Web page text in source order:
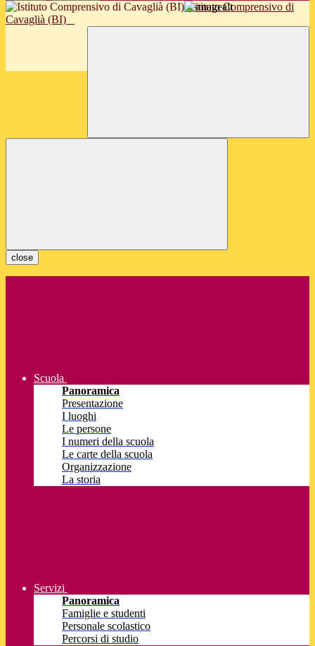
Istituto Comprensivo di
Cavaglià (BI)
close
Scuola
Panoramica
Presentazione
I luoghi
Le persone
I numeri della scuola
Le carte della scuola
Organizzazione
La storia
Servizi
Panoramica
Famiglie e studenti
Personale scolastico
Percorsi di studio